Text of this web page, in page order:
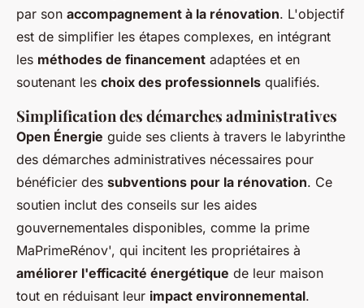
par son accompagnement à la rénovation. L'objectif
est de simplifier les étapes complexes, en intégrant
les méthodes de financement adaptées et en
soutenant les choix des professionnels qualifiés.
Simplification des démarches administratives
Open Énergie guide ses clients à travers le labyrinthe
des démarches administratives nécessaires pour
bénéficier des subventions pour la rénovation. Ce
soutien inclut des conseils sur les aides
gouvernementales disponibles, comme la prime
MaPrimeRénov', qui incitent les propriétaires à
améliorer l'efficacité énergétique de leur maison
tout en réduisant leur impact environnemental.